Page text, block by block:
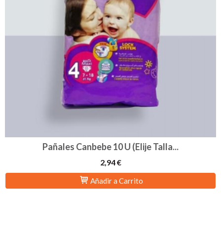
Pañales Canbebe 10 U (Elije Talla...
2,94 €
Añadir a Carrito